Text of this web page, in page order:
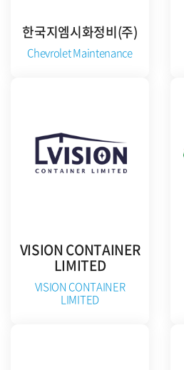
한국지엠시화정비(주)
Chevrolet Maintenance
VISION CONTAINER
LIMITED
VISION CONTAINER
LIMITED